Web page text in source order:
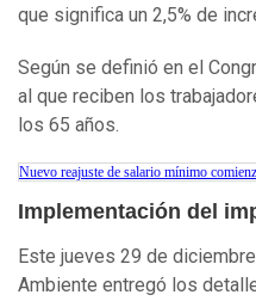
que significa un 2,5% de
Según se definió en el
al que reciben los
los 65 años.
Nuevo reajuste de salario mínimo
Implementación del
Este jueves 29 de
Ambiente entregó los